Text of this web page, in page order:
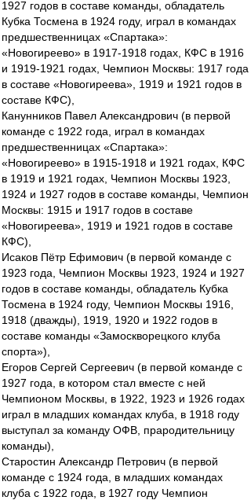
1927 годов в составе команды, обладатель
Кубка Тосмена в 1924 году, играл в командах
предшественницах «Спартака»:
«Новогиреево» в 1917-1918 годах, КФС в 1916
и 1919-1921 годах, Чемпион Москвы: 1917 года
в составе «Новогиреева», 1919 и 1921 годов в
составе КФС),
Канунников Павел Александрович (в первой
команде с 1922 года, играл в командах
предшественницах «Спартака»:
«Новогиреево» в 1915-1918 и 1921 годах, КФС
в 1919 и 1921 годах, Чемпион Москвы 1923,
1924 и 1927 годов в составе команды, Чемпион
Москвы: 1915 и 1917 годов в составе
«Новогиреева», 1919 и 1921 годов в составе
КФС),
Исаков Пётр Ефимович (в первой команде с
1923 года, Чемпион Москвы 1923, 1924 и 1927
годов в составе команды, обладатель Кубка
Тосмена в 1924 году, Чемпион Москвы 1916,
1918 (дважды), 1919, 1920 и 1922 годов в
составе команды «Замоскворецкого клуба
спорта»),
Егоров Сергей Сергеевич (в первой команде с
1927 года, в котором стал вместе с ней
Чемпионом Москвы, в 1922, 1923 и 1926 годах
играл в младших командах клуба, в 1918 году
выступал за команду ОФВ, прародительницу
команды),
Старостин Александр Петрович (в первой
команде с 1924 года, в младших командах
клуба с 1922 года, в 1927 году Чемпион